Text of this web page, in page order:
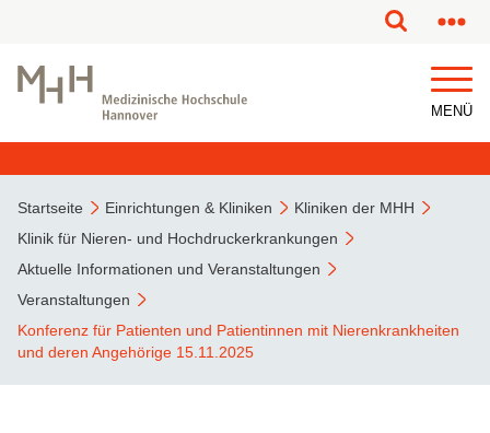
MENÜ
Startseite Einrichtungen & Kliniken
Kliniken der MHH
Klinik für Nieren- und Hochdruckerkrankungen
Aktuelle Informationen und Veranstaltungen
Veranstaltungen
Konferenz für Patienten und Patientinnen mit Nierenkrankheiten
und deren Angehörige 15.11.2025